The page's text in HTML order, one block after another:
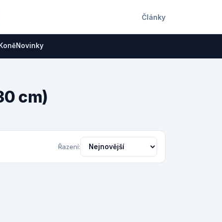
Články
KoněNovinky
cm)
Řazení: